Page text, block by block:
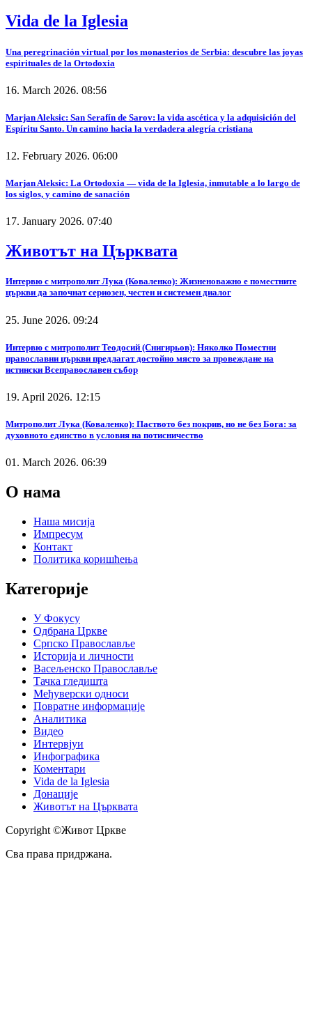
Vida de la Iglesia
Una peregrinación virtual por los monasterios de Serbia: descubre las joyas
espirituales de la Ortodoxia
16. March 2026. 08:56
Marjan Aleksic: San Serafín de Sarov: la vida ascética y la adquisición del
Espíritu Santo. Un camino hacia la verdadera alegría cristiana
12. February 2026. 06:00
Marjan Aleksic: La Ortodoxia — vida de la Iglesia, inmutable a lo largo de
los siglos, y camino de sanación
17. January 2026. 07:40
Животът на Църквата
Интервю с митрополит Лука (Коваленко): Жизненоважно е поместните
църкви да започнат сериозен, честен и системен диалог
25. June 2026. 09:24
Интервю с митрополит Теодосий (Снигирьов): Няколко Поместни
православни църкви предлагат достойно място за провеждане на
истински Всеправославен събор
19. April 2026. 12:15
Митрополит Лука (Коваленко): Паството без покрив, но не без Бога: за
духовното единство в условия на потисничество
01. March 2026. 06:39
О нама
Наша мисија
Импресум
Контакт
Политика коришћења
Категорије
У Фокусу
Одбрана Цркве
Српско Православље
Историја и личности
Васељенско Православље
Тачка гледишта
Међуверски односи
Повратне информације
Аналитика
Видео
Интервјуи
Инфографика
Коментари
Vida de la Iglesia
Донације
Животът на Църквата
Copyright ©Живот Цркве
Сва права придржана.